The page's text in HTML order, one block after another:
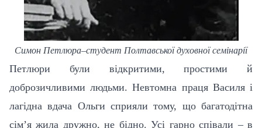
Симон Петлюра–студент Полтавської духовної семінарії
Петлюри були відкритими, простими й
доброзичливими людьми. Невтомна праця Василя і
лагідна вдача Ольги сприяли тому, що багатодітна
сім’я жила дружно, не бідно. Усі гарно співали – в